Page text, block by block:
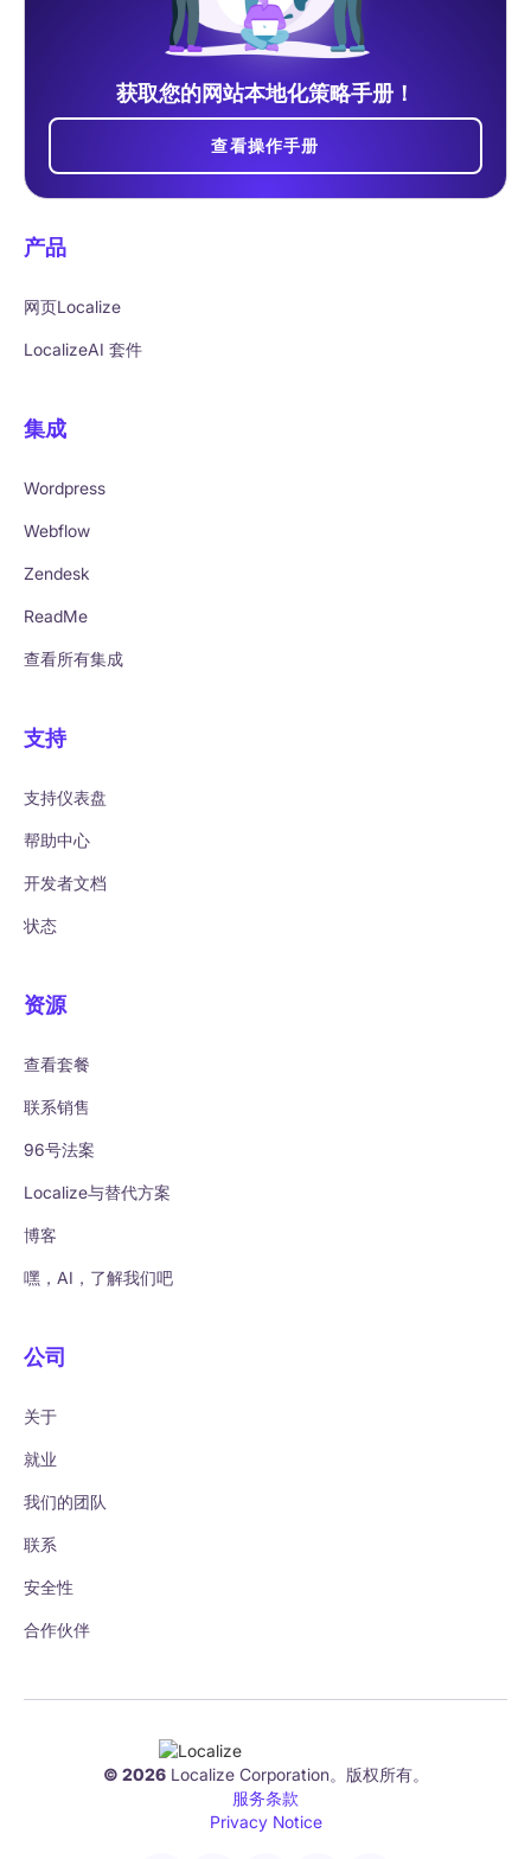
获取您的网站本地化策略手册！
查看操作手册
产品
网页Localize
LocalizeAI 套件
集成
Wordpress
Webflow
Zendesk
ReadMe
查看所有集成
支持
支持仪表盘
帮助中心
开发者文档
状态
资源
查看套餐
联系销售
96号法案
Localize与替代方案
博客
嘿，AI，了解我们吧
公司
关于
就业
我们的团队
联系
安全性
合作伙伴
© 2026Localize Corporation。版权所有。
服务条款
Privacy Notice